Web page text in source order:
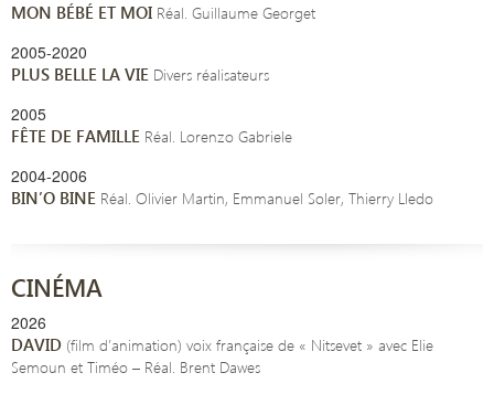
MON BÉBÉ ET MOI Réal. Guillaume Georget
2005-2020
PLUS BELLE LA VIE Divers réalisateurs
2005
FÊTE DE FAMILLE Réal. Lorenzo Gabriele
2004-2006
BIN’O BINE Réal. Olivier Martin, Emmanuel Soler, Thierry Lledo
CINÉMA
2026
DAVID (film d’animation) voix française de « Nitsevet » avec Elie
Semoun et Timéo – Réal. Brent Dawes